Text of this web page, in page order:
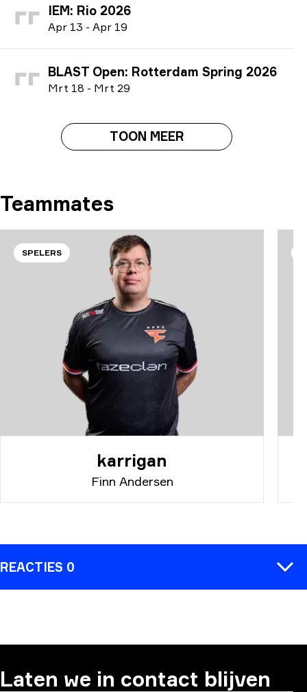
IEM: Rio 2026
Apr 13 - Apr 19
BLAST Open: Rotterdam Spring 2026
Mrt 18 - Mrt 29
TOON MEER
Teammates
SPELERS
karrigan
Finn Andersen
REACTIES 0
Laten we in contact blijven